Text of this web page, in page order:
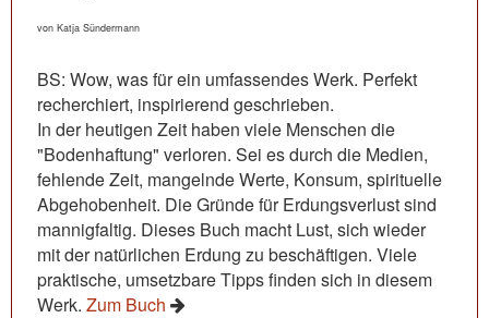
von Katja Sündermann
BS: Wow, was für ein umfassendes Werk. Perfekt
recherchiert, inspirierend geschrieben.
In der heutigen Zeit haben viele Menschen die
"Bodenhaftung" verloren. Sei es durch die Medien,
fehlende Zeit, mangelnde Werte, Konsum, spirituelle
Abgehobenheit. Die Gründe für Erdungsverlust sind
mannigfaltig. Dieses Buch macht Lust, sich wieder
mit der natürlichen Erdung zu beschäftigen. Viele
praktische, umsetzbare Tipps finden sich in diesem
Werk. Zum Buch